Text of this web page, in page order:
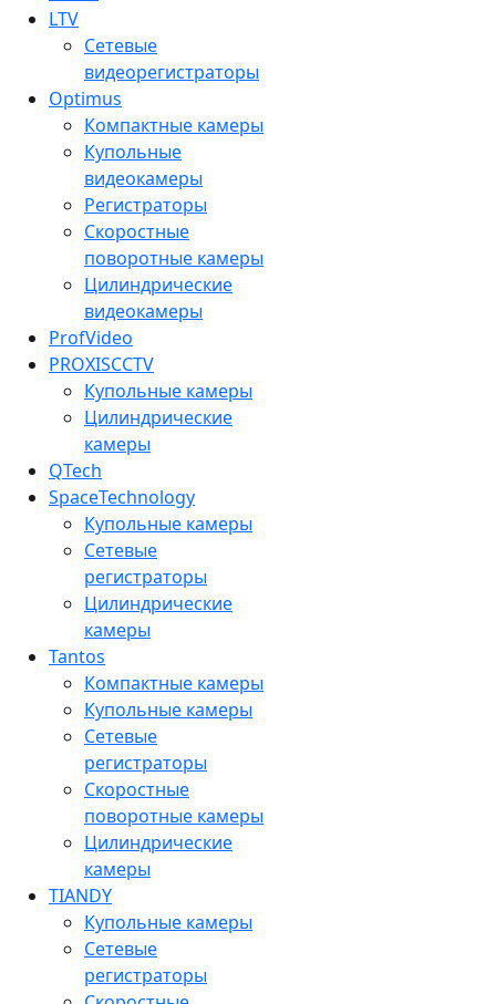
LTV
Сетевые
видеорегистраторы
Optimus
Компактные камеры
Купольные
видеокамеры
Регистраторы
Скоростные
поворотные камеры
Цилиндрические
видеокамеры
ProfVideo
PROXISCCTV
Купольные камеры
Цилиндрические
камеры
QTech
SpaceTechnology
Купольные камеры
Сетевые
регистраторы
Цилиндрические
камеры
Tantos
Компактные камеры
Купольные камеры
Сетевые
регистраторы
Скоростные
поворотные камеры
Цилиндрические
камеры
TIANDY
Купольные камеры
Сетевые
регистраторы